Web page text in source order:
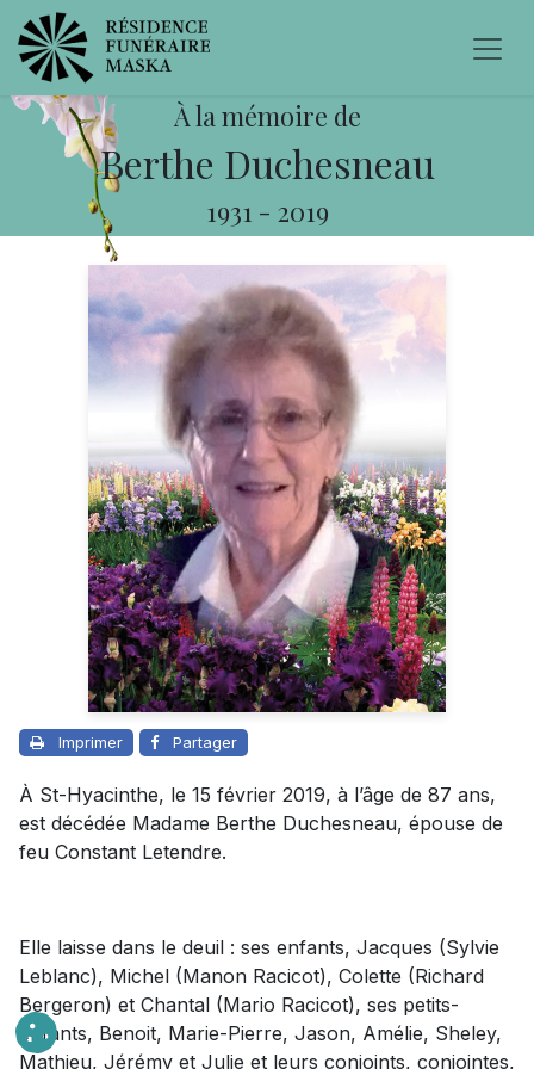
À la mémoire de
Berthe Duchesneau
1931 - 2019
Imprimer Partager
À St-Hyacinthe, le 15 février 2019, à l’âge de 87 ans,
est décédée Madame Berthe Duchesneau, épouse de
feu Constant Letendre.
Elle laisse dans le deuil : ses enfants, Jacques (Sylvie
Leblanc), Michel (Manon Racicot), Colette (Richard
Bergeron) et Chantal (Mario Racicot), ses petits-
enfants, Benoit, Marie-Pierre, Jason, Amélie, Sheley,
Mathieu, Jérémy et Julie et leurs conjoints, conjointes,